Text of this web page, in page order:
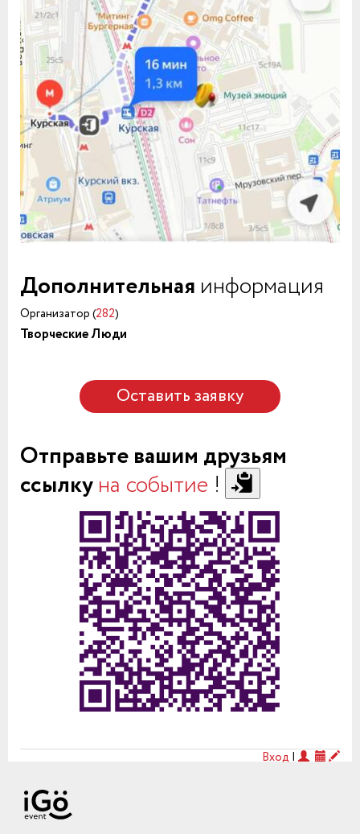
Дополнительная информация
Организатор (282)
Творческие Люди
Оставить заявку
Отправьте вашим друзьям
ссылкуна событие !
Вход |